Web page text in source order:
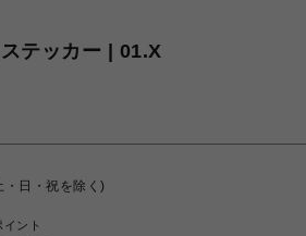
テッカー | 01.X
日・祝を除く)
イント